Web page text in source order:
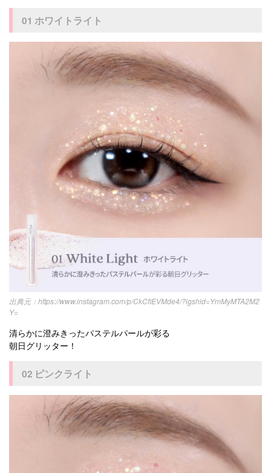
01 ホワイトライト
https://www.instagram.com/p/CkCflEVMde4/?igshid=YmMyMTA2M2
Y=
清らかに澄みきったパステルパールが彩る
朝日グリッター！
02 ピンクライト